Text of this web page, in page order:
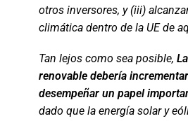
otros inversores, y (iii)
climática dentro de la UE de
Tan lejos como sea posible,
renovable debería
desempeñar un papel
dado que la energía solar y